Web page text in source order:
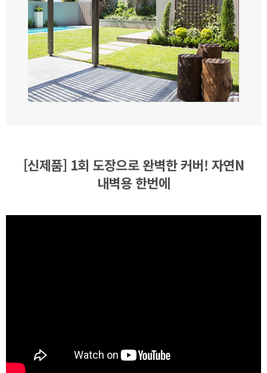
[신제품] 1회 도장으로 완벽한 커버! 자연N
내벽용 한번에